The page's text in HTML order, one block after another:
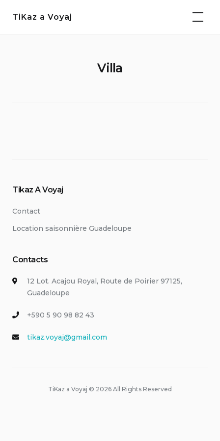
TiKaz a Voyaj
Villa
Tikaz A Voyaj
Contact
Location saisonnière Guadeloupe
Contacts
12 Lot. Acajou Royal, Route de Poirier 97125,
Guadeloupe
+590 5 90 98 82 43
tikaz.voyaj@gmail.com
TiKaz a Voyaj © 2026 All Rights Reserved